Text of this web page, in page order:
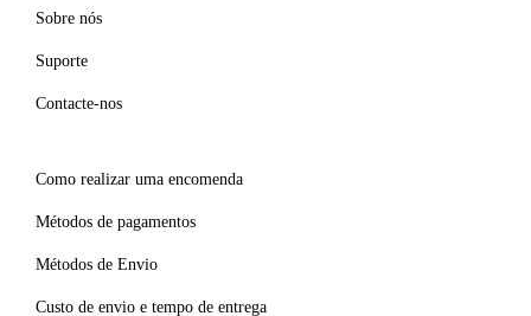
Sobre nós
Suporte
Contacte-nos
Como realizar uma encomenda
Métodos de pagamentos
Métodos de Envio
Custo de envio e tempo de entrega